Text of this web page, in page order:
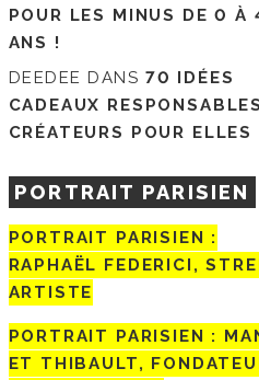
POUR LES MINUS DE 0 À
ANS !
DEEDEE DANS 70 IDÉES
CADEAUX
CRÉATEURS POUR ELLES
PORTRAIT PARISIEN
PORTRAIT PARISIEN :
RAPHAËL FEDERICI,
ARTISTE
PORTRAIT PARISIEN :
ET THIBAULT,